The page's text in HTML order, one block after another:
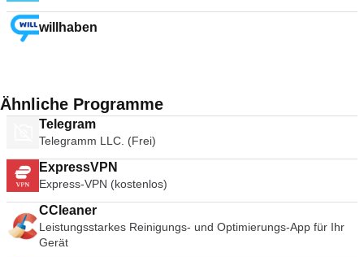
willhaben
Ähnliche Programme
Telegram
Telegramm LLC. (Frei)
ExpressVPN
Express-VPN (kostenlos)
CCleaner
Leistungsstarkes Reinigungs- und Optimierungs-App für Ihr
Gerät